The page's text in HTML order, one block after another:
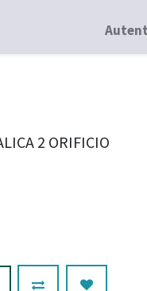
2 ORIFICIO